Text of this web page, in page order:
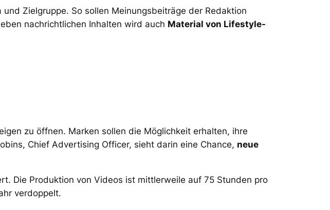
Zielgruppe. So sollen Meinungsbeiträge der Redaktion
nachrichtlichen Inhalten wird auch Material von Lifestyle-
zu öffnen. Marken sollen die Möglichkeit erhalten, ihre
Chief Advertising Officer, sieht darin eine Chance, neue
Die Produktion von Videos ist mittlerweile auf 75 Stunden pro
verdoppelt.